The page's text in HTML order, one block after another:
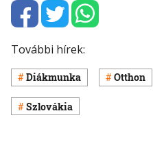
További hírek:
Diákmunka Otthon
Szlovákia